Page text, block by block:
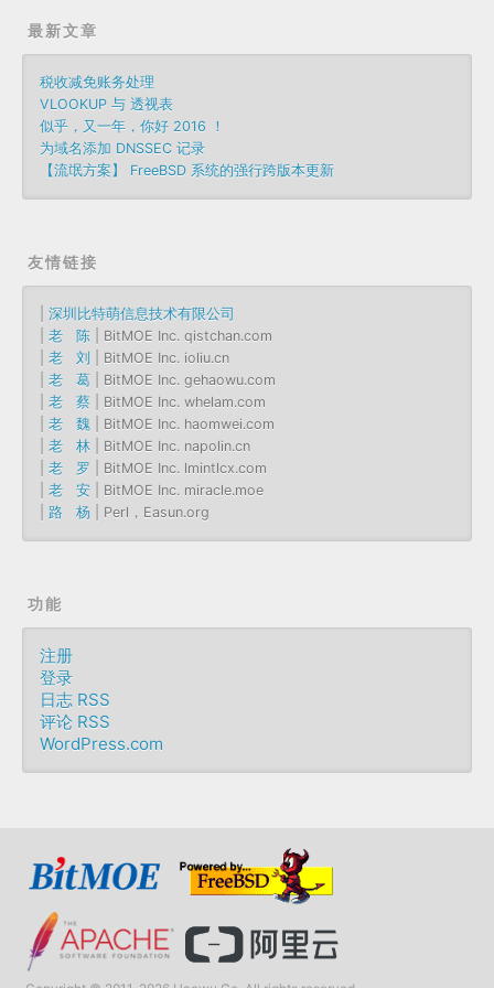
最新文章
税收减免账务处理
VLOOKUP 与 透视表
似乎，又一年，你好 2016 ！
为域名添加 DNSSEC 记录
【流氓方案】 FreeBSD 系统的强行跨版本更新
友情链接
深圳比特萌信息技术有限公司
老 陈 | BitMOE Inc. qistchan.com
老 刘
| BitMOE Inc. ioliu.cn
老 葛 | BitMOE Inc. gehaowu.com
老 蔡 | BitMOE Inc. whelam.com
老 魏 | BitMOE Inc. haomwei.com
老 林 | BitMOE Inc. napolin.cn
老 罗 | BitMOE Inc. lmintlcx.com
老 安 | BitMOE Inc. miracle.moe
路 杨 | Perl，Easun.org
功能
注册
登录
日志 RSS
评论 RSS
WordPress.com